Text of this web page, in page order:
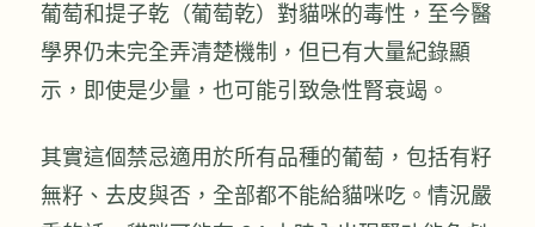
葡萄和提子乾（葡萄乾）對貓咪的毒性，至今醫
學界仍未完全弄清楚機制，但已有大量紀錄顯
示，即使是少量，也可能引致急性腎衰竭。
其實這個禁忌適用於所有品種的葡萄，包括有籽
無籽、去皮與否，全部都不能給貓咪吃。情況嚴